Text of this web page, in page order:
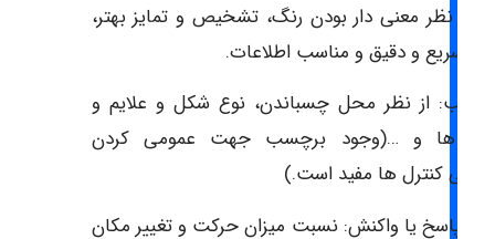
از نظر معنی دار بودن رنگ، تشخیص و تمایز بهتر،
سریع و دقیق و مناسب اطلاعات.
چسب: از نظر محل چسباندن، نوع شکل و علایم و
ها و …(وجود برچسب جهت عمومی کردن
کنترل ها مفید است.)
پاسخ یا واکنش: نسبت میزان حرکت و تغییر مکان